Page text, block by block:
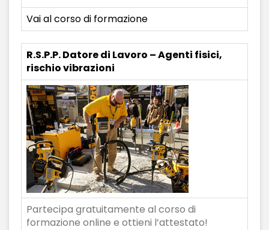
Vai al corso di formazione
R.S.P.P. Datore di Lavoro – Agenti fisici,
rischio vibrazioni
Partecipa gratuitamente al corso di
formazione online e ottieni l’attestato!